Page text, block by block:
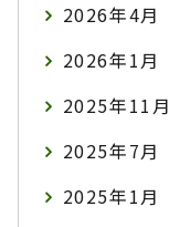
2026年4月
2026年1月
2025年11月
2025年7月
2025年1月